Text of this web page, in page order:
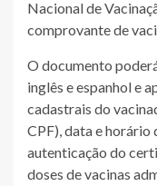
Nacional de
comprovante de
O documento
inglês e espanhol e
cadastrais do
CPF), data e
autenticação do
doses de vacinas